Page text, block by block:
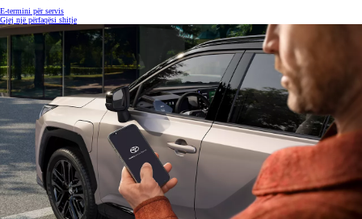
E-termini për servis
Gjej një përfaqësi shitje